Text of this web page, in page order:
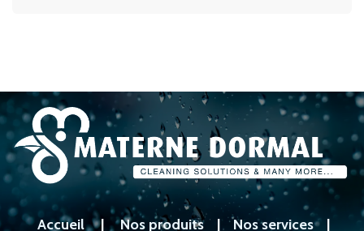
Accueil|Nos produits|Nos services|